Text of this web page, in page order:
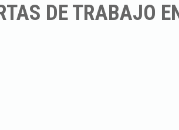
DE TRABAJO